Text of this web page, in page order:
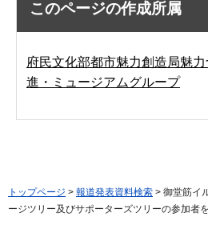
このページの作成所属
府民文化部都市魅力創造局魅
進・ミュージアムグループ
トップページ > 報道発表資料検索 > 御堂筋イ
ージツリー及びサポーターズツリーの参加者